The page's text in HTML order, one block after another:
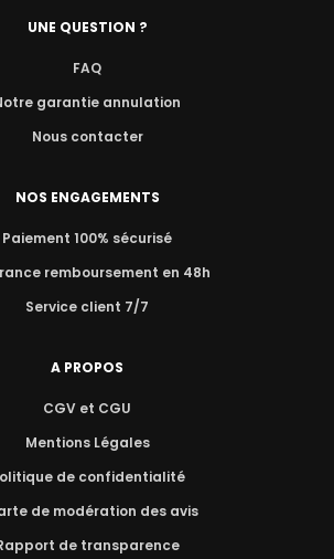
UNE QUESTION ?
FAQ
garantie annulation
Nous contacter
NOS ENGAGEMENTS
Paiement 100% sécurisé
remboursement en 48h
Service client 7/7
A PROPOS
CGV et CGU
Mentions Légales
de confidentialité
de modération des avis
de transparence